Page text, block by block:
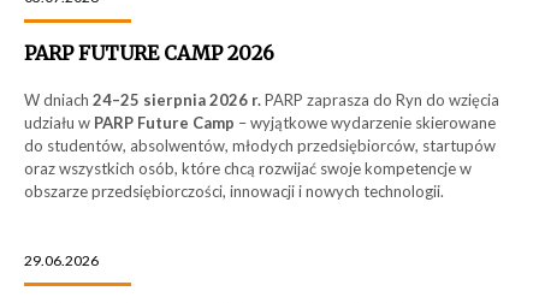
PARP FUTURE CAMP 2026
W dniach 24–25 sierpnia 2026 r.PARP zaprasza do Ryn do wzięcia
udziału w PARP Future Camp – wyjątkowe wydarzenie skierowane
do studentów, absolwentów, młodych przedsiębiorców, startupów
oraz wszystkich osób, które chcą rozwijać swoje kompetencje w
obszarze przedsiębiorczości, innowacji i nowych technologii.
29.06.2026